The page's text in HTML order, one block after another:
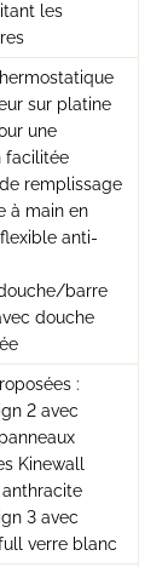
les
sur platine
une
facilitée
remplissage
à main en
anti-
barre
douche
:
2 avec
Kinewall
anthracite
3 avec
verre blanc